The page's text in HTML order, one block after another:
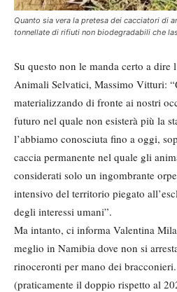
Quanto sia vera la pretesa dei cacciatori di
tonnellate di rifiuti non biodegradabili che
Su questo non le manda certo a dire
Animali Selvatici, Massimo Vitturi:
materializzando di fronte ai nostri
futuro nel quale non esisterà più la
l’abbiamo conosciuta fino a oggi,
caccia permanente nel quale gli
considerati solo un ingombrante
intensivo del territorio piegato
degli interessi umani”.
Ma intanto, ci informa Valentina
meglio in Namibia dove non si
rinoceronti per mano dei
(praticamente il doppio rispetto al